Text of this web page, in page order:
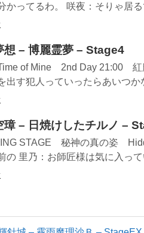
かってるわ。 咲夜：そりゃ居
想 – 博麗霊夢 – Stage4
of Mine 2nd Day 21:00 紅
出す犯人っていったらあいつか
璋 – 日焼けしたチルノ –
STAGE 秘神の真の姿
の 里乃：お師匠様は気に入って